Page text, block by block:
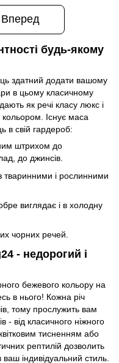
Вперед
будь-якому
здатний додати вашому
в цьому класичному
як речі класу люкс і
Існує маса
в свій гардероб:
штрихом до
до джинсів.
тваринними і рослинними
виглядає і в холодну
чорних речей.
- недорогий і
бежевого кольору на
в нього! Кожна річ
тому прослужить вам
- від класичного ніжного
тисненням або
рептилій дозволить
індивідуальний стиль.